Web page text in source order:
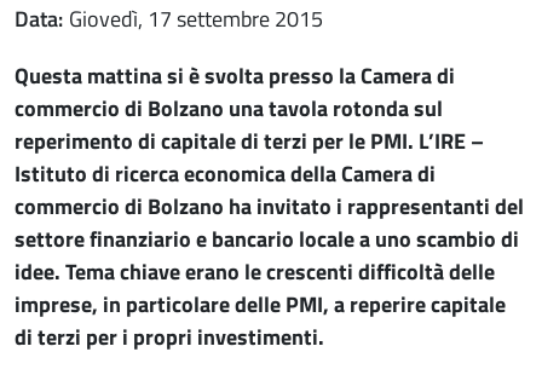
Data
giovedì, 17 settembre 2015
Questa mattina si è svolta presso la Camera di
commercio di Bolzano una tavola rotonda sul
reperimento di capitale di terzi per le PMI. L’IRE –
Istituto di ricerca economica della Camera di
commercio di Bolzano ha invitato i rappresentanti del
settore finanziario e bancario locale a uno scambio di
idee. Tema chiave erano le crescenti difficoltà delle
imprese, in particolare delle PMI, a reperire capitale
di terzi per i propri investimenti.